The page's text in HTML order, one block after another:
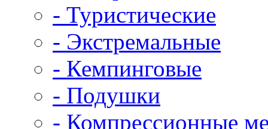
- Туристические
- Экстремальные
- Кемпинговые
- Подушки
- Компрессионные